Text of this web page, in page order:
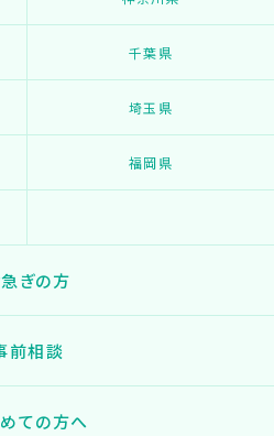
千葉県
埼玉県
福岡県
ぎの方
前相談
ての方へ